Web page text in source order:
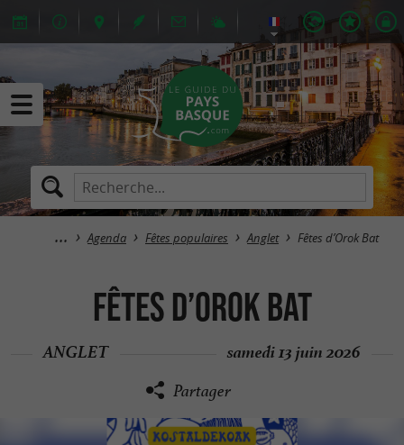
Agenda Fêtes populaires Anglet Fêtes d’Orok Bat
Fêtes d’Orok Bat
ANGLET samedi 13 juin 2026
Partager